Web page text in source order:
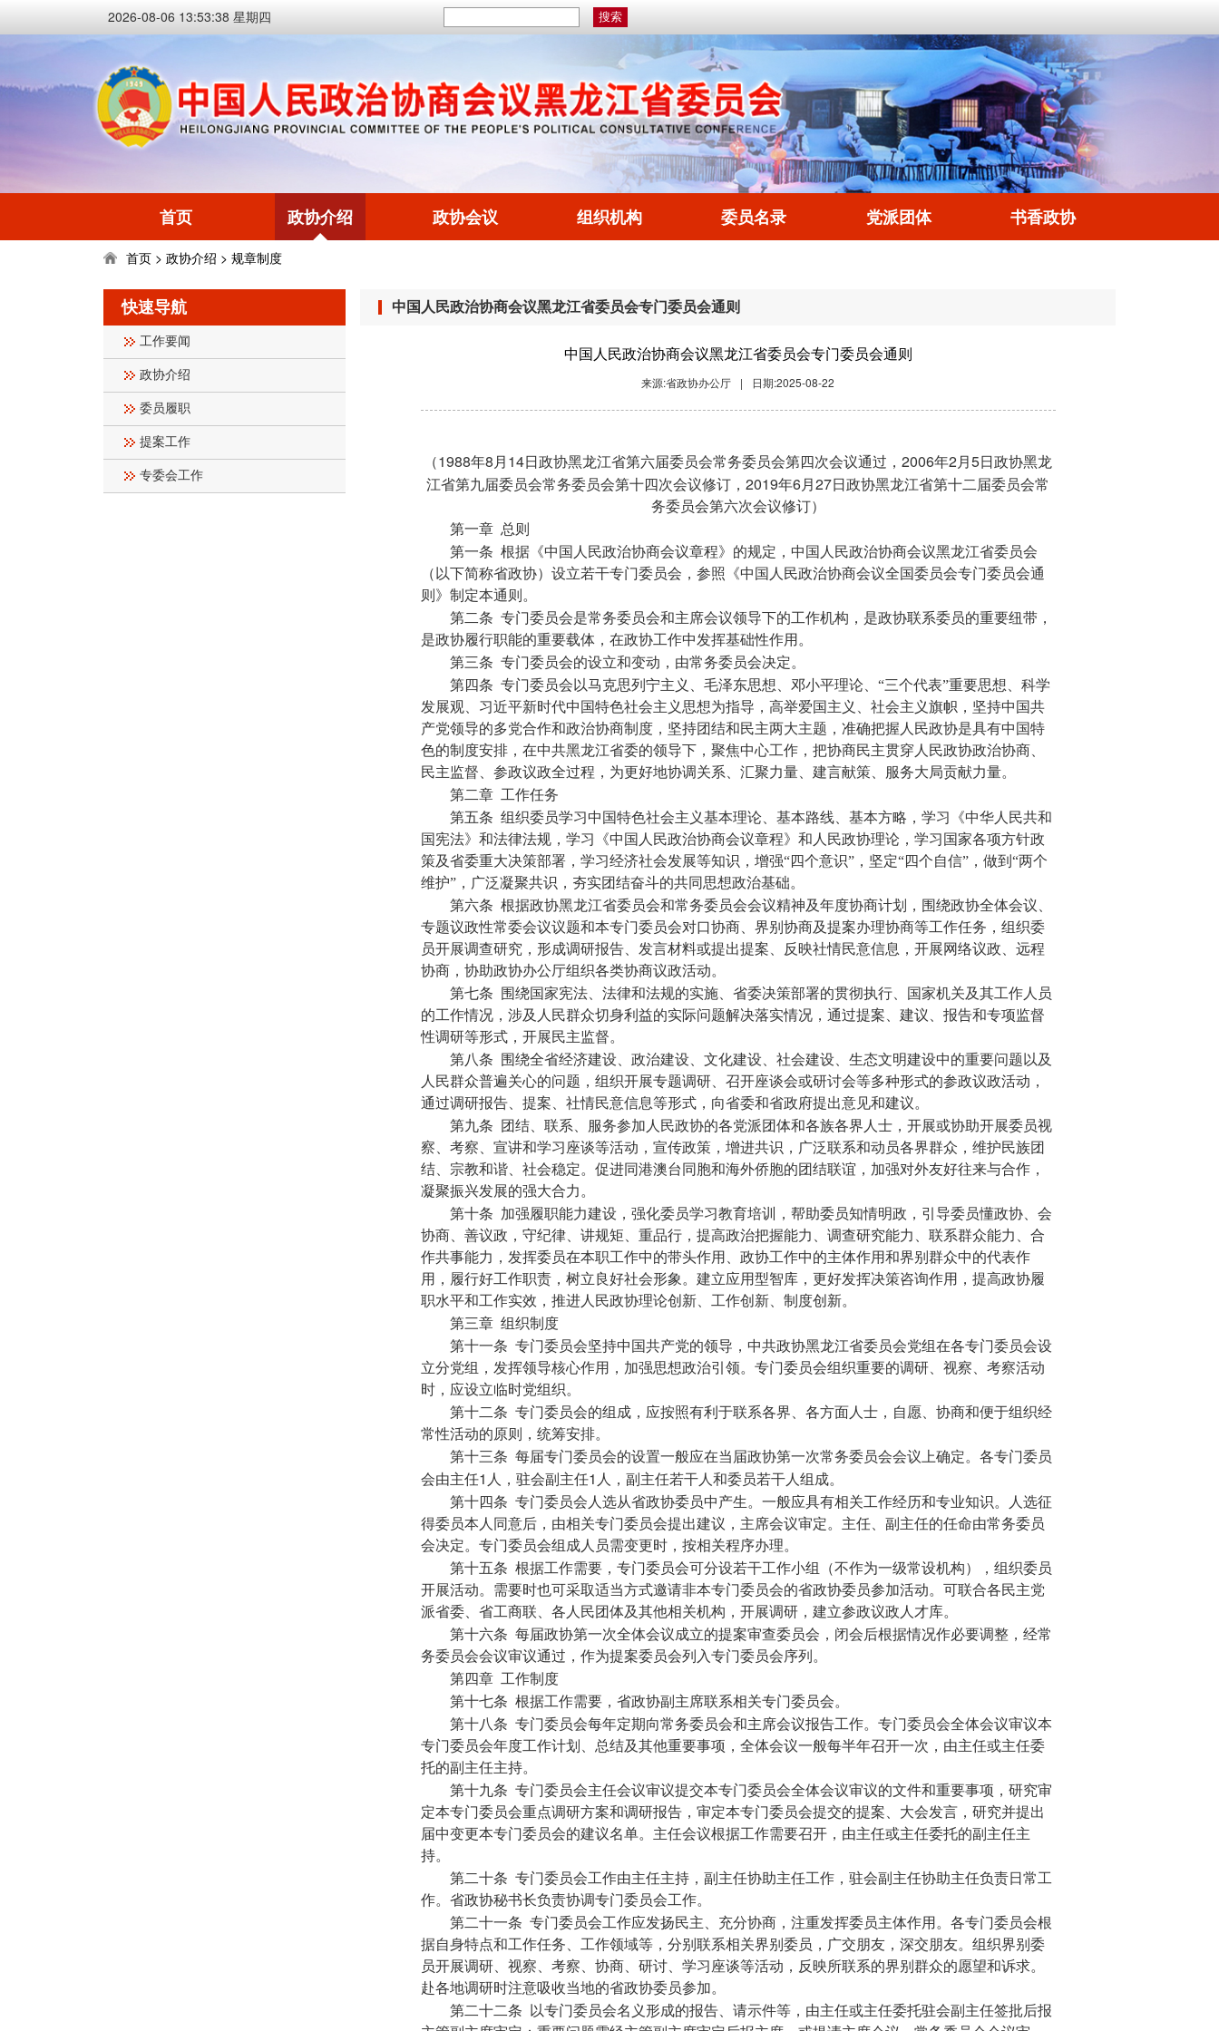
2026-08-06 13:53:38 星期四
首页 政协介绍 政协会议 组织机构 委员名录 党派团体 书香政协
首页 > 政协介绍 > 规章制度
快速导航
工作要闻
政协介绍
委员履职
提案工作
专委会工作
中国人民政治协商会议黑龙江省委员会专门委员会通则
中国人民政治协商会议黑龙江省委员会专门委员会通则
来源:省政协办公厅
| 日期:2025-08-22
（1988年8 月 14日政协黑龙江省第六届委员会常务委员会第四次会议通过， 2006年2月 5日政协黑龙
江省第九届委员会常务委员会第十四次会议修订， 2019年6月 27日政协黑龙江省第十二届委员会常
务委员会第六次会议修订）
第一章 总则
第一条 根据《中国人民政治协商会议章程》的规定，中国人民政治协商会议黑龙江省委员会
（以下简称省政协）设立若干专门委员会，参照《中国人民政治协商会议全国委员会专门委员会通
则》制定本通则。
第二条 专门委员会是常务委员会和主席会议领导下的工作机构，是政协联系委员的重要纽带，
是政协履行职能的重要载体，在政协工作中发挥基础性作用。
第三条 专门委员会的设立和变动，由常务委员会决定。
第四条 专门委员会以马克思列宁主义、毛泽东思想、邓小平理论、“三个代表”重要思想、科学
发展观、习近平新时代中国特色社会主义思想为指导，高举爱国主义、社会主义旗帜，坚持中国共
产党领导的多党合作和政治协商制度，坚持团结和民主两大主题，准确把握人民政协是具有中国特
色的制度安排，在中共黑龙江省委的领导下，聚焦中心工作，把协商民主贯穿人民政协政治协商、
民主监督、参政议政全过程，为更好地协调关系、汇聚力量、建言献策、服务大局贡献力量。
第二章 工作任务
第五条 组织委员学习中国特色社会主义基本理论、基本路线、基本方略，学习《中华人民共和
国宪法》和法律法规，学习《中国人民政治协商会议章程》和人民政协理论，学习国家各项方针政
策及省委重大决策部署，学习经济社会发展等知识，增强“四个意识”，坚定“四个自信”，做到“两个
维护”，广泛凝聚共识，夯实团结奋斗的共同思想政治基础。
第六条 根据政协黑龙江省委员会和常务委员会会议精神及年度协商计划，围绕政协全体会议、
专题议政性常委会议议题和本专门委员会对口协商、界别协商及提案办理协商等工作任务，组织委
员开展调查研究，形成调研报告、发言材料或提出提案、反映社情民意信息，开展网络议政、远程
协商，协助政协办公厅组织各类协商议政活动。
第七条
围绕国家宪法、法律和法规的实施、省委决策部署的贯彻执行、国家机关及其工作人员
的工作情况，涉及人民群众切身利益的实际问题解决落实情况，通过提案、建议、报告和专项监督
性调研等形式，开展民主监督。
第八条
围绕全省经济建设、政治建设、文化建设、社会建设、生态文明建设中的重要问题以及
人民群众普遍关心的问题，组织开展专题调研、召开座谈会或研讨会等多种形式的参政议政活动，
通过调研报告、提案、社情民意信息等形式，向省委和省政府提出意见和建议。
第九条
团结、联系、服务参加人民政协的各党派团体和各族各界人士，开展或协助开展委员视
察、考察、宣讲和学习座谈等活动，宣传政策，增进共识，广泛联系和动员各界群众，维护民族团
结、宗教和谐、社会稳定。促进同港澳台同胞和海外侨胞的团结联谊，加强对外友好往来与合作，
凝聚振兴发展的强大合力。
第十条 加强履职能力建设，强化委员学习教育培训，帮助委员知情明政，引导委员懂政协、会
协商、善议政，守纪律、讲规矩、重品行，提高政治把握能力、调查研究能力、联系群众能力、合
作共事能力，发挥委员在本职工作中的带头作用、政协工作中的主体作用和界别群众中的代表作
用，履行好工作职责，树立良好社会形象。建立应用型智库，更好发挥决策咨询作用，提高政协履
职水平和工作实效，推进人民政协理论创新、工作创新、制度创新。
第三章 组织制度
第十一条 专门委员会坚持中国共产党的领导，中共政协黑龙江省委员会党组在各专门委员会设
立分党组，发挥领导核心作用，加强思想政治引领。专门委员会组织重要的调研、视察、考察活动
时，应设立临时党组织。
第十二条 专门委员会的组成，应按照有利于联系各界、各方面人士，自愿、协商和便于组织经
常性活动的原则，统筹安排。
第十三条 每届专门委员会的设置一般应在当届政协第一次常务委员会会议上确定。各专门委员
会由主任1 人，驻会副主任1 人，副主任若干人和委员若干人组成。
第十四条 专门委员会人选从省政协委员中产生。一般应具有相关工作经历和专业知识。人选征
得委员本人同意后，由相关专门委员会提出建议，主席会议审定。主任、副主任的任命由常务委员
会决定。专门委员会组成人员需变更时，按相关程序办理。
第十五条 根据工作需要，专门委员会可分设若干工作小组（不作为一级常设机构），组织委员
开展活动。需要时也可采取适当方式邀请非本专门委员会的省政协委员参加活动。可联合各民主党
派省委、省工商联、各人民团体及其他相关机构，开展调研，建立参政议政人才库。
第十六条 每届政协第一次全体会议成立的提案审查委员会，闭会后根据情况作必要调整，经常
务委员会会议审议通过，作为提案委员会列入专门委员会序列。
第四章 工作制度
第十七条 根据工作需要，省政协副主席联系相关专门委员会。
第十八条 专门委员会每年定期向常务委员会和主席会议报告工作。专门委员会全体会议审议本
专门委员会年度工作计划、总结及其他重要事项，全体会议一般每半年召开一次，由主任或主任委
托的副主任主持。
第十九条 专门委员会主任会议审议提交本专门委员会全体会议审议的文件和重要事项，研究审
定本专门委员会重点调研方案和调研报告，审定本专门委员会提交的提案、大会发言，研究并提出
届中变更本专门委员会的建议名单。主任会议根据工作需要召开，由主任或主任委托的副主任主
持。
第二十条 专门委员会工作由主任主持，副主任协助主任工作，驻会副主任协助主任负责日常工
作。省政协秘书长负责协调专门委员会工作。
第二十一条 专门委员会工作应发扬民主、充分协商，注重发挥委员主体作用。各专门委员会根
据自身特点和工作任务、工作领域等，分别联系相关界别委员，广交朋友，深交朋友。组织界别委
员开展调研、视察、考察、协商、研讨、学习座谈等活动，反映所联系的界别群众的愿望和诉求。
赴各地调研时注意吸收当地的省政协委员参加。
第二十二条
以专门委员会名义形成的报告、请示件等，由主任或主任委托驻会副主任签批后报